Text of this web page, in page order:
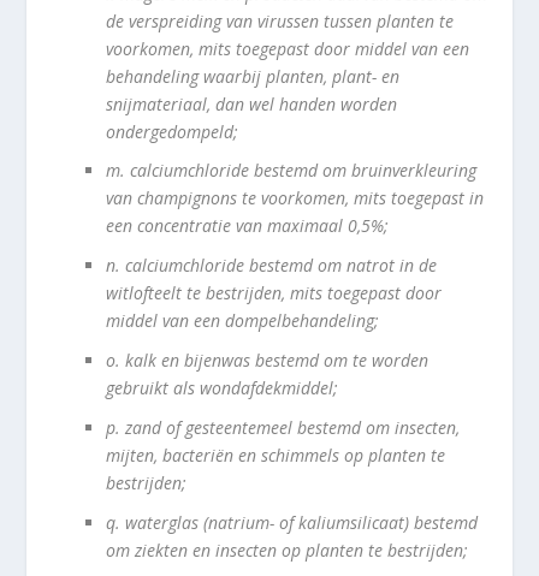
de verspreiding van virussen tussen planten te
voorkomen, mits toegepast door middel van een
behandeling waarbij planten, plant- en
snijmateriaal, dan wel handen worden
ondergedompeld;
m.calciumchloride bestemd om bruinverkleuring
van champignons te voorkomen, mits toegepast in
een concentratie van maximaal 0,5%;
n.calciumchloride bestemd om natrot in de
witlofteelt te bestrijden, mits toegepast door
middel van een dompelbehandeling;
o.kalk en bijenwas bestemd om te worden
gebruikt als wondafdekmiddel;
p.zand of gesteentemeel bestemd om insecten,
mijten, bacteriën en schimmels op planten te
bestrijden;
q.waterglas (natrium- of kaliumsilicaat) bestemd
om ziekten en insecten op planten te bestrijden;